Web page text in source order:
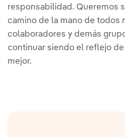
responsabilidad. Queremos
camino de la mano de todos
colaboradores y demás
continuar siendo el reflejo
mejor.